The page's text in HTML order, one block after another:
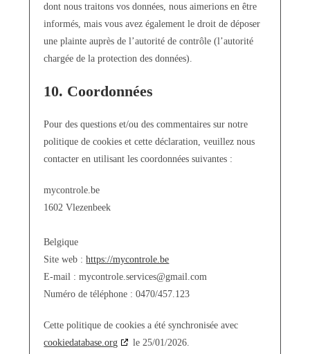
dont nous traitons vos données, nous aimerions en être
informés, mais vous avez également le droit de déposer
une plainte auprès de l’autorité de contrôle (l’autorité
chargée de la protection des données).
10. Coordonnées
Pour des questions et/ou des commentaires sur notre
politique de cookies et cette déclaration, veuillez nous
contacter en utilisant les coordonnées suivantes :
mycontrole.be
1602 Vlezenbeek
Belgique
Site web :https://mycontrole.be
E-mail :mycontrole.services@gmail.com
Numéro de téléphone : 0470/457.123
Cette politique de cookies a été synchronisée avec
cookiedatabase.org
le 25/01/2026.